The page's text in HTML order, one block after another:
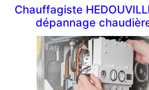
Chauffagiste
dépannage